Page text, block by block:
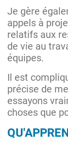
Je gère
appels à
relatifs aux
de vie au
équipes.
Il est
précise de
essayons
choses que